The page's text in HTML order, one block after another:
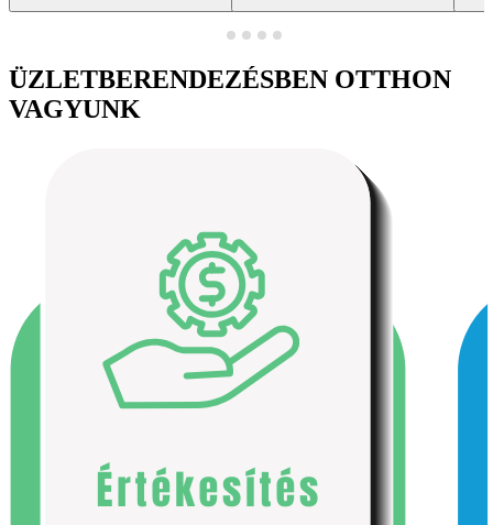
ÜZLETBERENDEZÉSBEN OTTHON
VAGYUNK